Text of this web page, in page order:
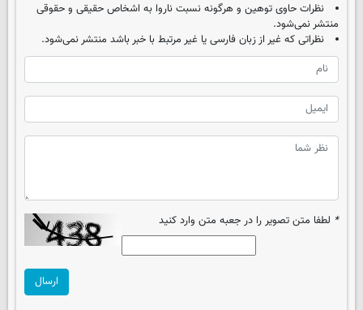
نظرات حاوی توهین و هرگونه نسبت ناروا به اشخاص حقیقی و حقوقی
منتشر نمی‌شود.
نظراتی که غیر از زبان فارسی یا غیر مرتبط با خبر باشد منتشر نمی‌شود.
* لطفا متن تصویر را در جعبه متن وارد کنید
ارسال